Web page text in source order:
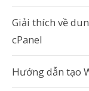
Giải thích về
cPanel
Hướng dẫn tạo